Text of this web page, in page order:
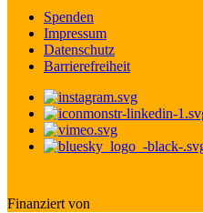
Spenden
Impressum
Datenschutz
Barrierefreiheit
Finanziert von